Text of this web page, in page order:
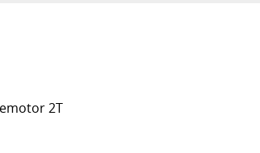
2T